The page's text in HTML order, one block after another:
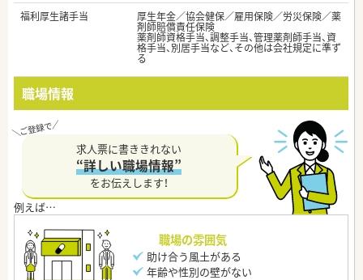
福利厚生諸手当
厚生年金／協会健保／雇用保険／労災保険／薬
剤師賠償責任保険
薬剤師資格手当、調整手当、管理薬剤師手当、資
格手当、別居手当など、その他は会社規定に準ず
る
職場情報
求人票に書ききれない
“詳しい職場情報”
をお伝えします！
職場の雰囲気
助け合う風土がある
年齢や性別の壁がない